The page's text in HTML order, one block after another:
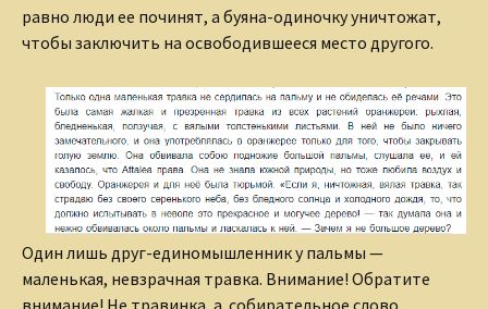
равно люди ее починят, а буяна-одиночку уничтожат,
чтобы заключить на освободившееся место другого.
Один лишь друг-единомышленник у пальмы —
маленькая, невзрачная травка. Внимание! Обратите